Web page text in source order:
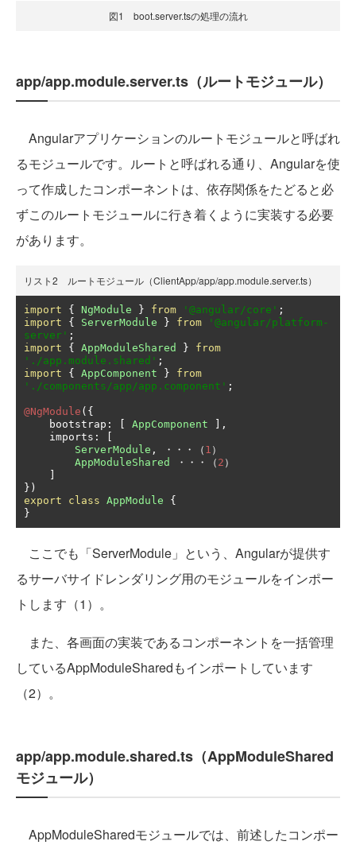
図1 boot.server.tsの処理の流れ
app/app.module.server.ts（ルートモジュール）
Angularアプリケーションのルートモジュールと呼ばれ
るモジュールです。ルートと呼ばれる通り、Angularを使
って作成したコンポーネントは、依存関係をたどると必
ずこのルートモジュールに行き着くように実装する必要
があります。
リスト2 ルートモジュール（ClientApp/app/app.module.server.ts）
import { NgModule } from '@angular/core' ;
import
{ ServerModule } from
'@angular/platform-
server' ;
import
{ AppModuleShared }
from
'./app.module.shared' ;
import
{ AppComponent }
from
'./components/app/app.component' ;
@NgModule ({
    bootstrap
: [ AppComponent
],
    imports
:
[
ServerModule , ・・・（ 1 ）
AppModuleShared
・・・（ 2 ）
]
})
export
class AppModule
{
}
ここでも「ServerModule」という、Angularが提供す
るサーバサイドレンダリング用のモジュールをインポー
トします（1）。
また、各画面の実装であるコンポーネントを一括管理
しているAppModuleSharedもインポートしています
（2）。
app/app.module.shared.ts（AppModuleShared
モジュール）
AppModuleSharedモジュールでは、前述したコンポー